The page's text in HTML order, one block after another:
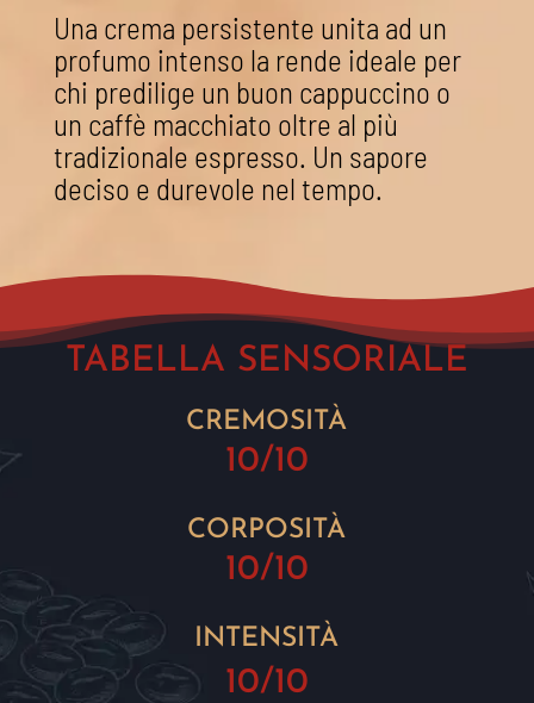
Una crema persistente unita ad un
profumo intenso la rende ideale per
chi predilige un buon cappuccino o
un caffè macchiato oltre al più
tradizionale espresso. Un sapore
deciso e durevole nel tempo.
TABELLA SENSORIALE
CREMOSITÀ
10/10
CORPOSITÀ
10/10
INTENSITÀ
10/10